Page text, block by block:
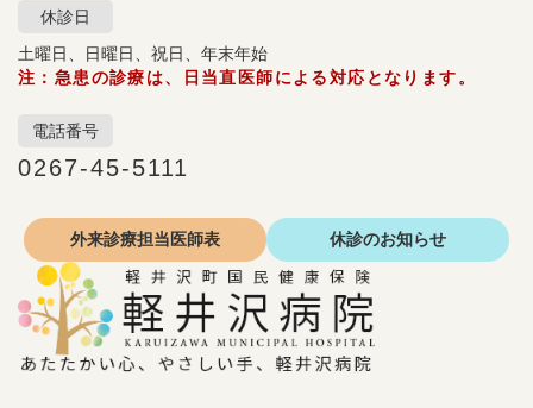
休診日
土曜日、日曜日、祝日、年末年始
注：急患の診療は、日当直医師による対応となります。
電話番号
0267-45-5111
外来診療担当医師表 休診のお知らせ